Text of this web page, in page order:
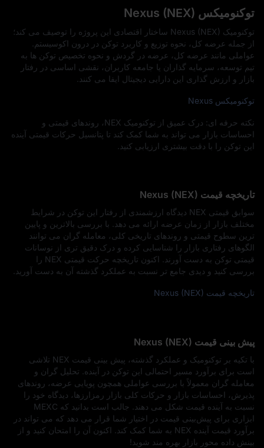
توکنومیکس Nexus (NEX)
توکنومیک Nexus (NEX) ساختار اقتصادی این پروژه را توصیف می‌ کند؛
از جمله عرضه کل، نحوه توزیع و کاربرد توکن در درون اکوسیستم.
عواملی مانند عرضه کل، عرضه در گردش و نحوه تخصیص توکن‌ ها به
تیم توسعه، سرمایه‌ گذاران یا جامعه کاربران، نقشی اساسی در رفتار
بازار و ارزش‌ گذاری این دارایی دیجیتال ایفا می‌ کنند.
توکنومیکس Nexus
نکته حرفه‌ ای: درک عمیق از توکنومیک NEX، روندهای قیمتی و
احساسات بازار می‌ تواند به شما کمک کند تا پتانسیل حرکات قیمتی آینده
این توکن را با دقت بیشتری ارزیابی کنید.
تاریخچه قیمت Nexus (NEX)
سوابق قیمتی NEX دیدگاه ارزشمندی از رفتار این توکن در شرایط
مختلف بازار از زمان عرضه ارائه می‌ دهد. با بررسی بالاترین و پایین‌
ترین سطوح قیمتی و روندهای تاریخی کلی، معامله‌ گران می‌ توانند
الگوهای رفتاری بازار را شناسایی کرده و درک دقیق‌ تری از نوسانات
قیمتی توکن به دست آورند. اکنون تاریخچه حرکت قیمتی NEX را
بررسی کنید و دیدی جامع‌ تر نسبت به عملکرد گذشته آن به دست آورید.
تاریخچه قیمت Nexus (NEX)
پیش‌ بینی قیمت Nexus (NEX)
با تکیه بر توکنومیک و عملکرد گذشته، پیش‌ بینی قیمت NEX تلاشی
است برای برآورد مسیر احتمالی این توکن در آینده. تحلیل‌ گران و
معامله‌ گران معمولاً با بررسی عواملی همچون پویایی عرضه، روندهای
پذیرش، احساسات بازار و حرکات کلی بازار رمزارزها، دیدگاه خود را
نسبت به آینده قیمت شکل می‌ دهند. جالب است بدانید که MEXC
ابزاری برای پیش‌بینی قیمت در اختیار شما قرار می‌ دهد که می‌ تواند در
برآورد قیمت آینده NEX به شما کمک کند. اکنون آن را امتحان کنید و از
بینش داده‌ محور بازار بهره‌ مند شوید!